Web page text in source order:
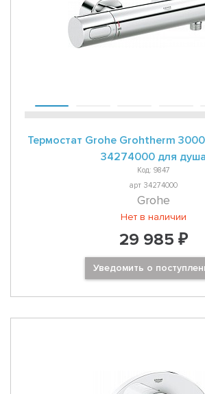
Термостат Grohe Grohtherm
34274000 для душа
Код: 9847
арт 34274000
Grohe
Нет в наличии
29 985 ₽
Уведомить о